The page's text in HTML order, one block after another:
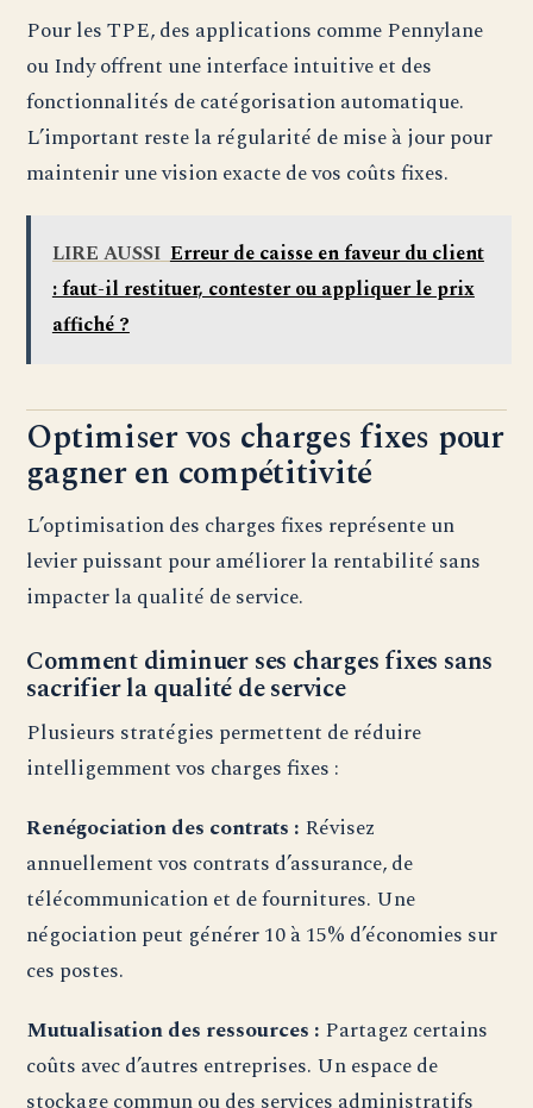
Pour les TPE, des applications comme Pennylane
ou Indy offrent une interface intuitive et des
fonctionnalités de catégorisation automatique.
L’important reste la régularité de mise à jour pour
maintenir une vision exacte de vos coûts fixes.
LIRE AUSSI Erreur de caisse en faveur du client
: faut-il restituer, contester ou appliquer le prix
affiché ?
Optimiser vos charges fixes pour
gagner en compétitivité
L’optimisation des charges fixes représente un
levier puissant pour améliorer la rentabilité sans
impacter la qualité de service.
Comment diminuer ses charges fixes sans
sacrifier la qualité de service
Plusieurs stratégies permettent de réduire
intelligemment vos charges fixes :
Renégociation des contrats : Révisez
annuellement vos contrats d’assurance, de
télécommunication et de fournitures. Une
négociation peut générer 10 à 15% d’économies sur
ces postes.
Mutualisation des ressources : Partagez certains
coûts avec d’autres entreprises. Un espace de
stockage commun ou des services administratifs